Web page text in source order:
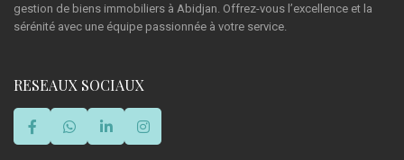
gestion de biens immobiliers à Abidjan. Offrez-vous l’excellence et la
sérénité avec une équipe passionnée à votre service.
RESEAUX SOCIAUX